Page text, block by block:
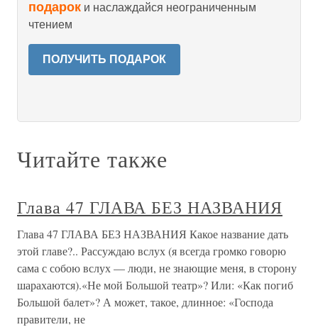
подарок и наслаждайся неограниченным
чтением
ПОЛУЧИТЬ ПОДАРОК
Читайте также
Глава 47 ГЛАВА БЕЗ НАЗВАНИЯ
Глава 47 ГЛАВА БЕЗ НАЗВАНИЯ Какое название дать
этой главе?.. Рассуждаю вслух (я всегда громко говорю
сама с собою вслух — люди, не знающие меня, в сторону
шарахаются).«Не мой Большой театр»? Или: «Как погиб
Большой балет»? А может, такое, длинное: «Господа
правители, не